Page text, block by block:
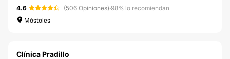
4.6 (506 Opiniones)·98% lo recomiendan
Móstoles
Clínica Pradillo